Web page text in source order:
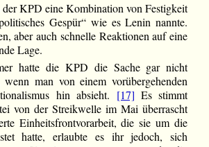
der KPD eine Kombination von Festigkeit
Gespür“ wie es Lenin nannte.
aber auch schnelle Reaktionen auf eine
Lage.
hatte die KPD die Sache gar nicht
wenn man von einem vorübergehenden
hin absieht. [17] Es stimmt
von der Streikwelle im Mai überrascht
Einheitsfrontvorarbeit, die sie um die
hatte, erlaubte es ihr jedoch, sich